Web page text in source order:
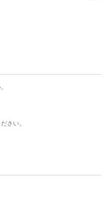
さい。